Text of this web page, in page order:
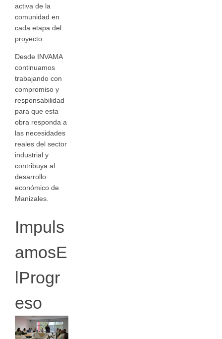
activa de la
comunidad en
cada etapa del
proyecto.
Desde INVAMA
continuamos
trabajando con
compromiso y
responsabilidad
para que esta
obra responda a
las necesidades
reales del sector
industrial y
contribuya al
desarrollo
económico de
Manizales.
Impuls
amosE
lProgr
eso